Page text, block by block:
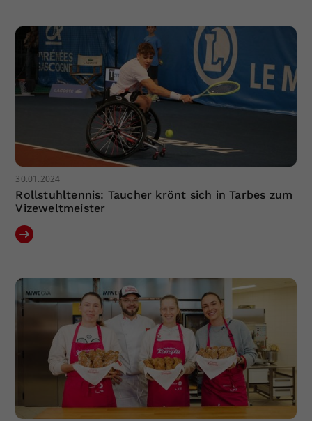
30.01.2024
Rollstuhltennis: Taucher krönt sich in Tarbes zum
Vizeweltmeister
Zweck
Einstellungen. Unter anderem eine
zufällig generierte ID, für die
historische Speicherung Ihrer
vorgenommen Einstellungen, falls der
Webseiten-Betreiber dies eingestellt
hat.